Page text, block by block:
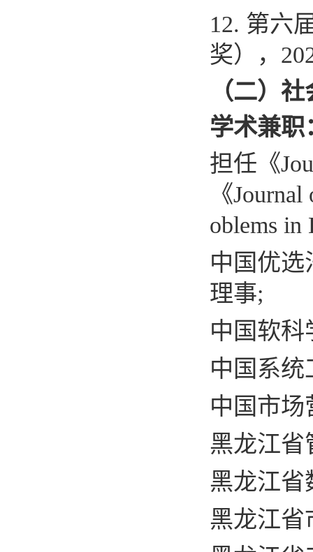
12. 第六
奖），
（二）
学术兼职
担任《
《Journal
oblems in
中国优
理事;
中国软科
中国系
中国市场
黑龙江省
黑龙江省
黑龙江省